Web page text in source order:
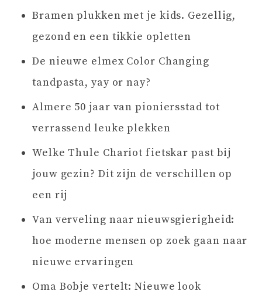
Bramen plukken met je kids. Gezellig,
gezond en een tikkie opletten
De nieuwe elmex Color Changing
tandpasta, yay or nay?
Almere 50 jaar van pioniersstad tot
verrassend leuke plekken
Welke Thule Chariot fietskar past bij
jouw gezin? Dit zijn de verschillen op
een rij
Van verveling naar nieuwsgierigheid:
hoe moderne mensen op zoek gaan naar
nieuwe ervaringen
Oma Bobje vertelt: Nieuwe look